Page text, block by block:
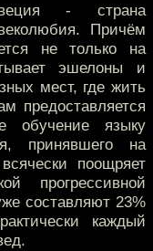
- страна
Причём
не только на
эшелоны и
мест, где жить
предоставляется
обучение языку
принявшего на
поощряет
прогрессивной
составляют 23%
каждый